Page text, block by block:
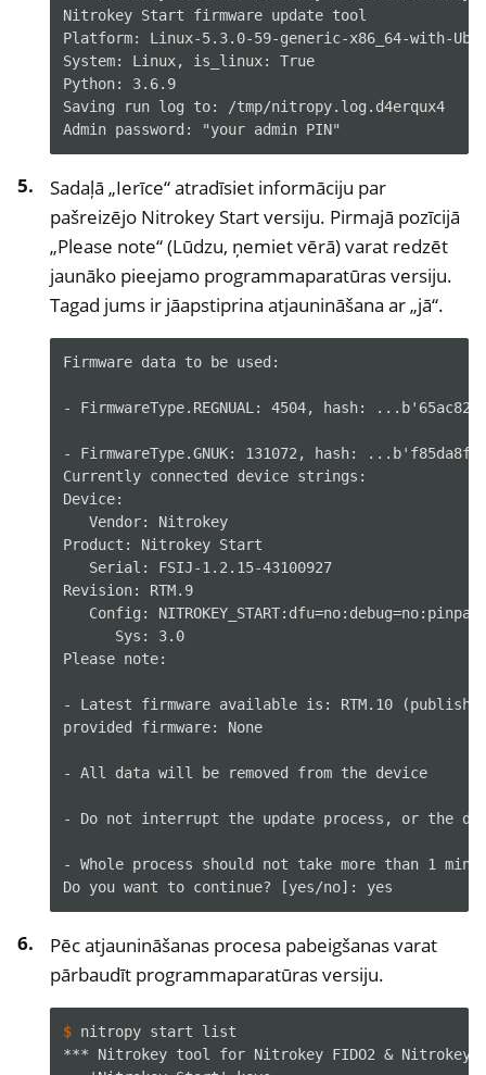
Nitrokey Start firmware update tool
Platform: Linux-5.3.0-59-generic-x86_64-with-
System: Linux, is_linux: True
Python: 3.6.9
Saving run log to: /tmp/nitropy.log.d4erqux4
Admin password: "your admin PIN"
Sadaļā „Ierīce“ atradīsiet informāciju par
pašreizējo Nitrokey Start versiju. Pirmajā pozīcijā
„Please note“ (Lūdzu, ņemiet vērā) varat redzēt
jaunāko pieejamo programmaparatūras versiju.
Tagad jums ir jāapstiprina atjaunināšana ar „jā“.
Firmware data to be used:
- FirmwareType.REGNUAL: 4504, hash:
- FirmwareType.GNUK: 131072, hash:
Currently connected device strings:
Device:
   Vendor: Nitrokey
Product: Nitrokey Start
   Serial: FSIJ-1.2.15-43100927
Revision: RTM.9
Config:
      Sys: 3.0
Please note:
- Latest firmware available is: RTM.10
provided firmware: None
- All data will be removed from the device
- Do not interrupt the update process, or the
- Whole process should not take more than 1
Pēc atjaunināšanas procesa pabeigšanas varat
pārbaudīt programmaparatūras versiju.
$ nitropy start
*** Nitrokey tool for Nitrokey FIDO2 & Nitrokey